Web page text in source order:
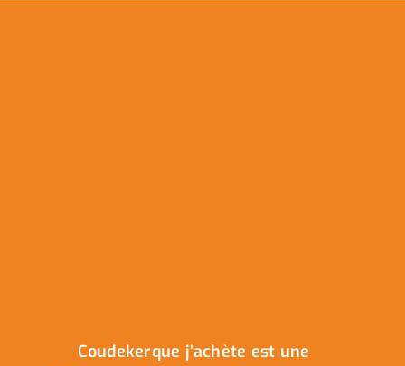
Coudekerque j’achète est une